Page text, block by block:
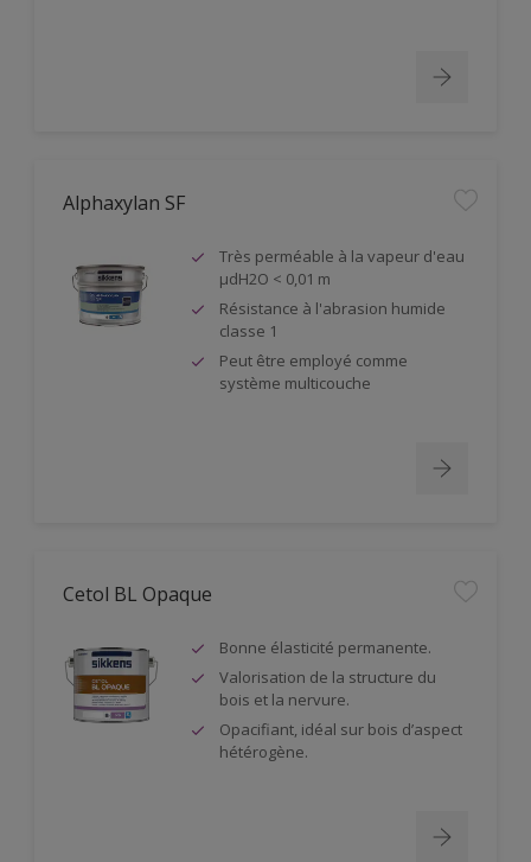
Alphaxylan SF
Très perméable à la vapeur d'eau
µdH2O < 0,01 m
Résistance à l'abrasion humide
classe 1
Peut être employé comme
système multicouche
Cetol BL Opaque
Bonne élasticité permanente.
Valorisation de la structure du
bois et la nervure.
Opacifiant, idéal sur bois d’aspect
hétérogène.